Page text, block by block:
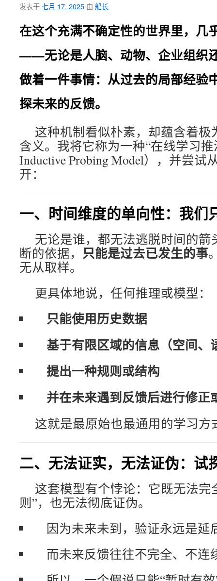
发表于七月 17, 2025 由 船长
在这个充满不确定性的世界里，几
——无论是人脑、动物、企业组
做着一件事情： 从过去的局部经验
探未来的反馈。
这种机制看似朴素，却蕴含着
含义。我将它称为一种“在线学习推
Inductive Probing Model），并尝试
开：
一、时间维度的单向性：我们
无论是谁，都无法逃脱时间的
断的依据， 只能是过去已发生的事
无从取样。
更具体地说，任何推理或模型：
只能使用历史数据
基于有限区域的信息（空间、
提出一种规则或结构
并在未来遇到反馈后进行修正
这就是最原始也最通用的学习方
二、无法证实，无法证伪：试
这套模型有个悖论：它既无法完
则”，也无法彻底证伪。
因为未来未到，验证永远是延
而未来反馈往往不完全、不连